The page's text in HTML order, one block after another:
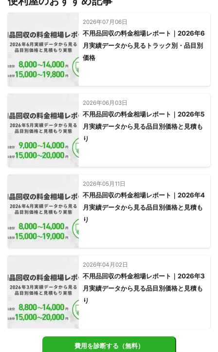
2026年07月06日
不用品回収の料金相場レポート｜2026年6
月実績データから見るトラック別・品目別
価格
2026年06月03日
不用品回収の料金相場レポート｜2026年5
月実績データから見る品目別価格と見積も
り
2026年05月11日
不用品回収の料金相場レポート｜2026年4
月実績データから見る品目別価格と見積も
り
2026年04月02日
不用品回収の料金相場レポート｜2026年3
月実績データから見る品目別価格と見積も
り
費用を診断する（無料）